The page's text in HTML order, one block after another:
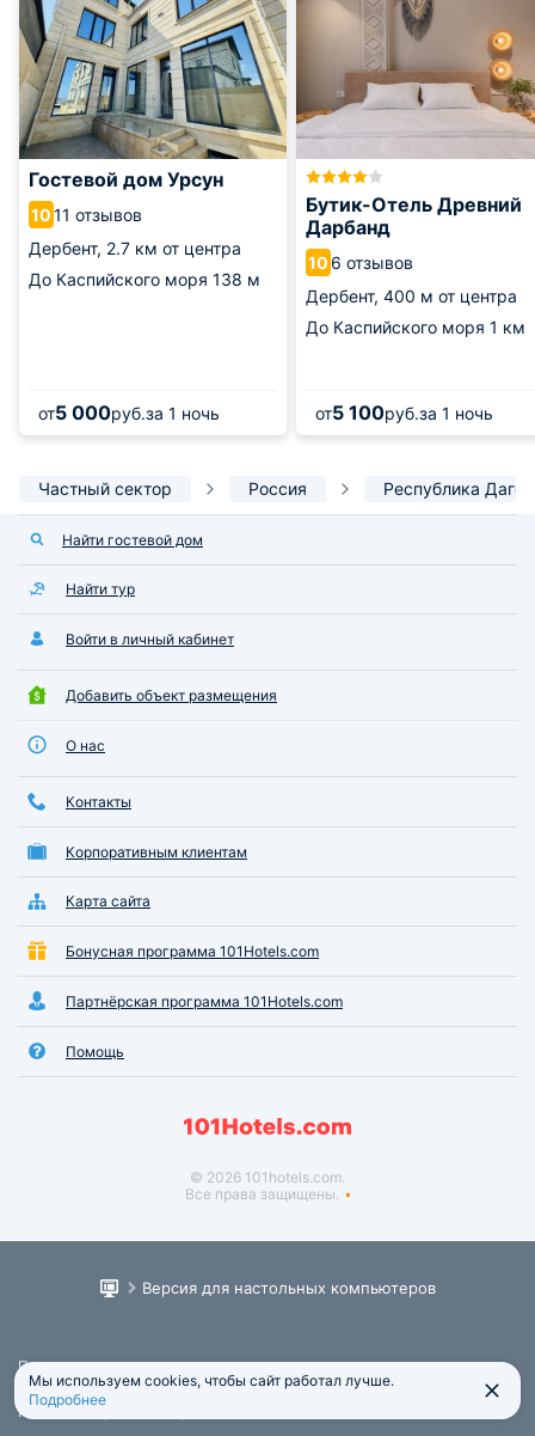
Гостевой дом Урсун
1011 отзывов
Дербент, 2.7 км от центра
До Каспийского моря 138 м
от5 000руб.за 1 ночь
Бутик-Отель Древний
Дарбанд
10 6 отзывов
Дербент, 400 м от центра
До Каспийского моря 1 км
от5 100руб.за 1 ночь
Частный сектор Россия Республика
Найти гостевой дом
Найти тур
Войти в личный кабинет
Добавить объект размещения
О нас
Контакты
Корпоративным клиентам
Карта сайта
Бонусная программа 101Hotels.com
Партнёрская программа 101Hotels.com
Помощь
© 2026 101hotels.com.
Все права защищены.
Версия для настольных компьютеров
Пользовательское соглашение
Юридическая информация
Политика обработки персональных данных
Мы используем cookies, чтобы сайт работал лучше.
Подробнее